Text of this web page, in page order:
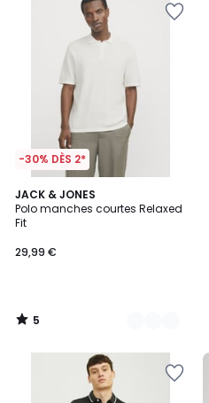
-30% DÈS 2*
JACK & JONES
Polo manches courtes Relaxed
Fit
29,99 €
5
/
5
2
Couleurs
5
/